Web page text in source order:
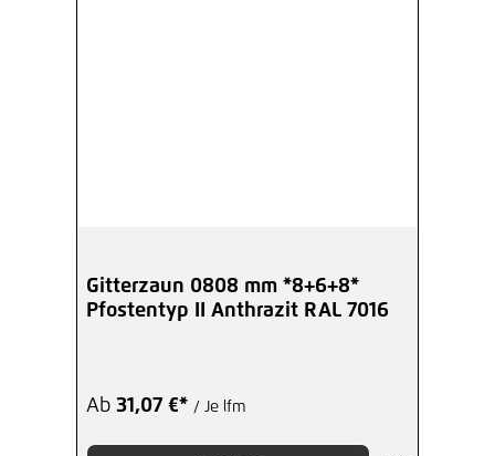
Gitterzaun 0808 mm *8+6+8*
Pfostentyp II Anthrazit RAL 7016
Ab 31,07 €* / Je lfm